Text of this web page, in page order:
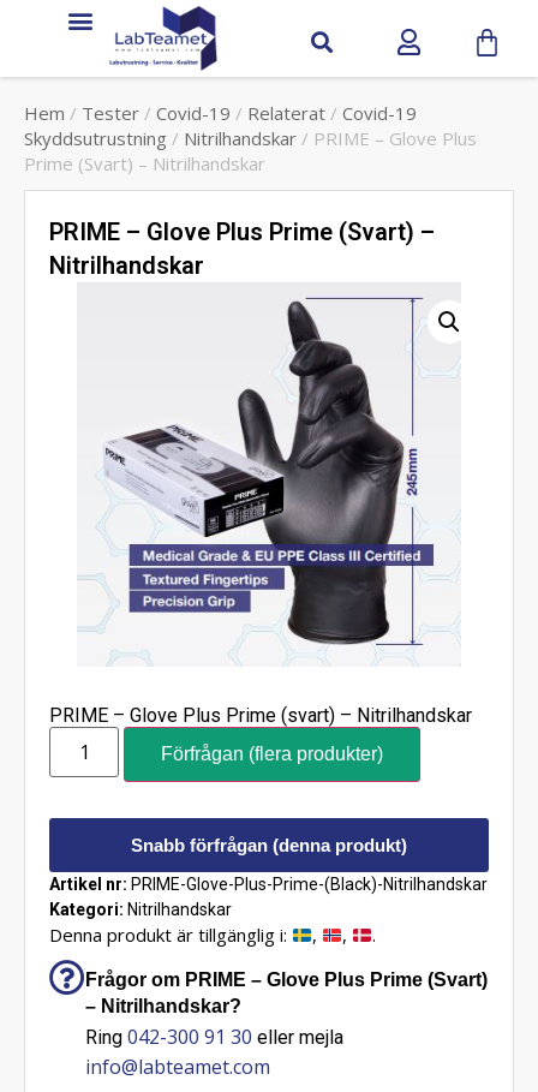
Hem / Tester / Covid-19 / Relaterat / Covid-19
Skyddsutrustning / Nitrilhandskar / PRIME – Glove Plus
Prime (Svart) – Nitrilhandskar
PRIME – Glove Plus Prime (Svart) –
Nitrilhandskar
PRIME – Glove Plus Prime (svart) – Nitrilhandskar
Förfrågan (flera produkter)
Snabb förfrågan (denna produkt)
Artikel nr: PRIME-Glove-Plus-Prime-(Black)-Nitrilhandskar
Kategori: Nitrilhandskar
Denna produkt är tillgänglig i: , , .
Frågor om PRIME – Glove Plus Prime (Svart)
– Nitrilhandskar?
Ring 042-300 91 30 eller mejla
info@labteamet.com